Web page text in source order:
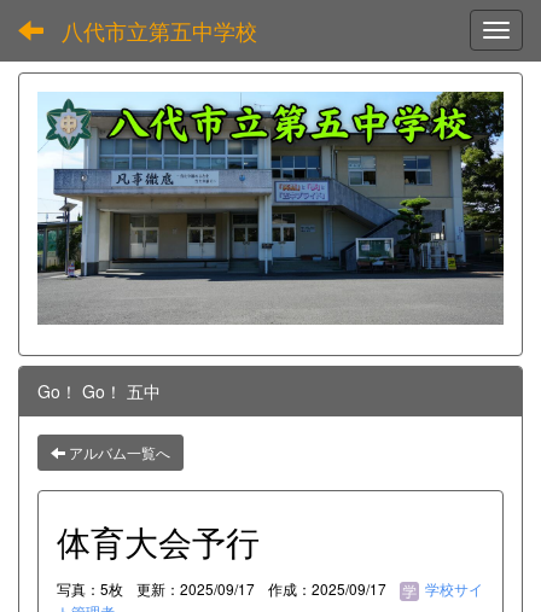
八代市立第五中学校
Go！ Go！ 五中
アルバム一覧へ
体育大会予行
写真：5枚 更新：2025/09/17 作成：2025/09/17
学校サイ